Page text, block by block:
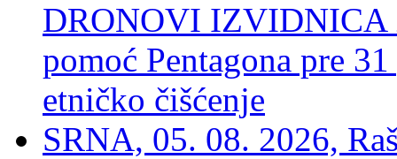
DRONOVI IZVIDNICA
pomoć Pentagona pre
etničko čišćenje
SRNA, 05. 08. 2026,